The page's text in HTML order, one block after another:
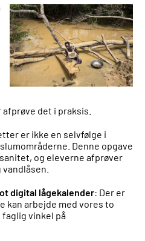
det i praksis.
er ikke en selvfølge i
Denne opgave
og eleverne afprøver
digital lågekalender: Der er
kan arbejde med vores to
vinkel på